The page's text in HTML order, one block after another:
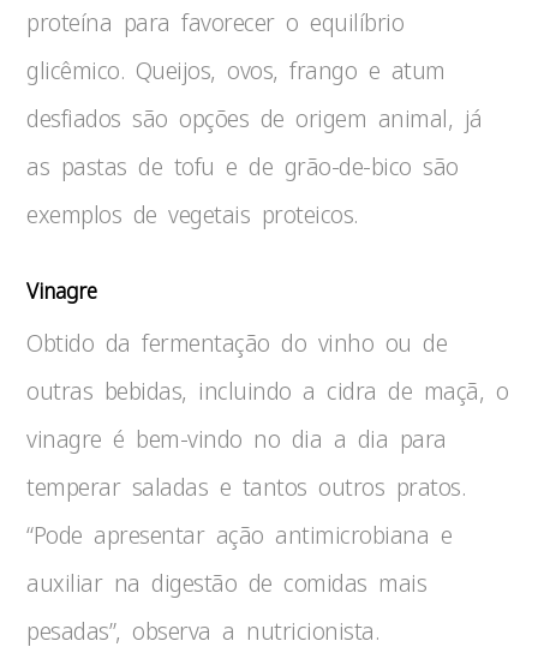
proteína para favorecer o equilíbrio
glicêmico. Queijos, ovos, frango e atum
desfiados são opções de origem animal, já
as pastas de tofu e de grão-de-bico são
exemplos de vegetais proteicos.
Vinagre
Obtido da fermentação do vinho ou de
outras bebidas, incluindo a cidra de maçã, o
vinagre é bem-vindo no dia a dia para
temperar saladas e tantos outros pratos.
“Pode apresentar ação antimicrobiana e
auxiliar na digestão de comidas mais
pesadas”, observa a nutricionista.